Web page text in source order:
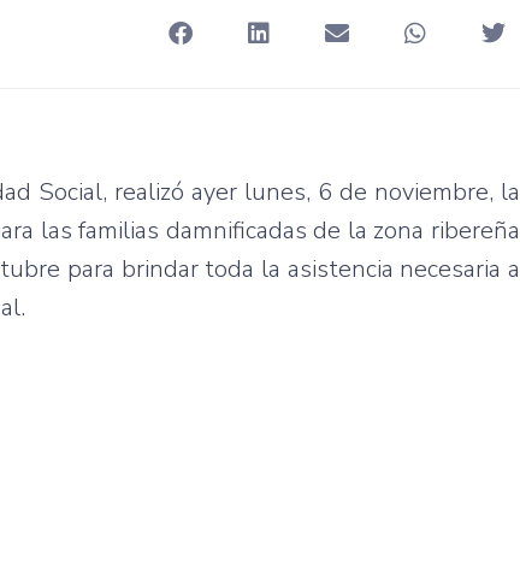
Social, realizó ayer lunes, 6 de noviembre, la
las familias damnificadas de la zona ribereña
para brindar toda la asistencia necesaria a